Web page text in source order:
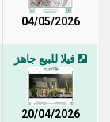
04/05/2026
فيلا للبيع جاهز
20/04/2026